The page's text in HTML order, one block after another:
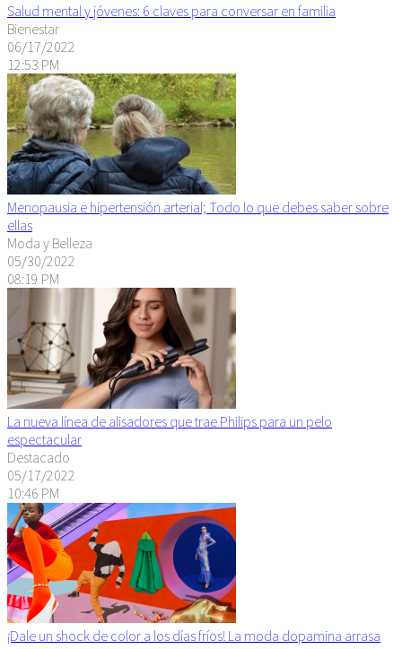
Salud mental y jóvenes: 6 claves para conversar en familia
Bienestar
06/17/2022
12:53 PM
Menopausia e hipertensión arterial; Todo lo que debes saber sobre
ellas
Moda y Belleza
05/30/2022
08:19 PM
La nueva línea de alisadores que trae Philips para un pelo
espectacular
Destacado
05/17/2022
10:46 PM
¡Dale un shock de color a los días fríos! La moda dopamina arrasa